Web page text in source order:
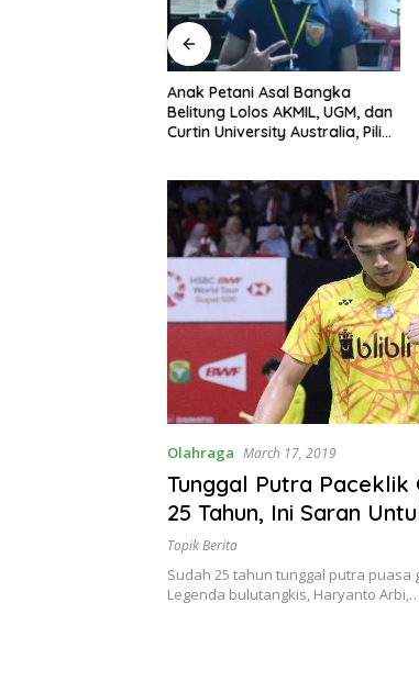
Anak Petani Asal Bangka
Belitung Lolos AKMIL, UGM, dan
Curtin University Australia, Pilih
Olahraga March 17, 2019
Tunggal Putra Paceklik
25 Tahun, Ini Saran
Topik Berita
Sudah 25 tahun tunggal putra puasa
Legenda bulutangkis, Haryanto Arbi,…